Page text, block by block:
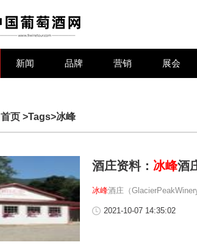
新闻 品牌 营销 展会
首页 >Tags>冰峰
酒庄资料： 冰峰酒
冰峰酒庄（
2021-10-07 14:35:02